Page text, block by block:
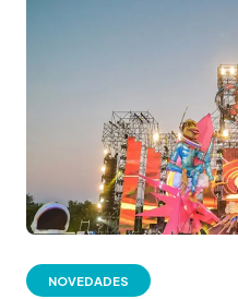
NOVEDADES